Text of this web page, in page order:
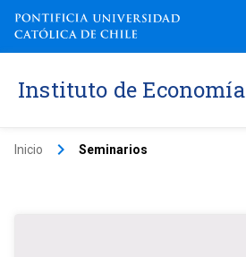
Instituto de Economía
Inicio keyboard_arrow_right Seminarios